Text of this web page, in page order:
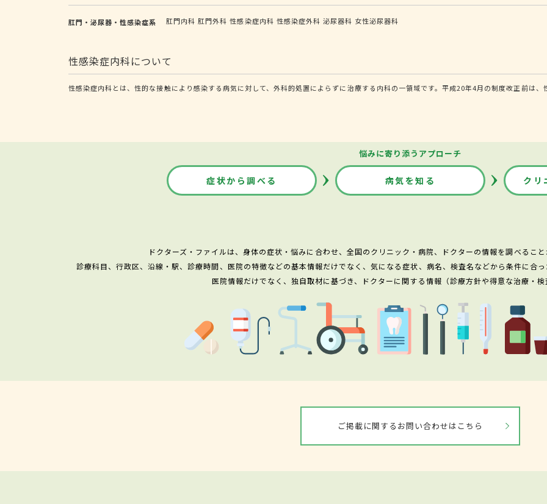
肛門・泌尿器・性感染症系 肛門内科 肛門外科 性感染症内科 性感染症外科 泌尿器科 女性泌尿器科
性感染症内科について
性感染症内科とは、性的な接触により感染する病気に対して、外科的処置によらずに治療する内科の一領域です。平成20年4月の制度改正前は、
悩みに寄り添うアプローチ
症状から調べる 病気を知る クリ
ドクターズ・ファイルは、身体の症状・悩みに合わせ、全国のクリニック・病院、ドクターの情報を調べること
診療科目、行政区、沿線・駅、診療時間、医院の特徴などの基本情報だけでなく、気になる症状、病名、検査名などから条件に合
医院情報だけでなく、独自取材に基づき、ドクターに関する情報（診療方針や得意な治療・検
ご掲載に関するお問い合わせはこちら